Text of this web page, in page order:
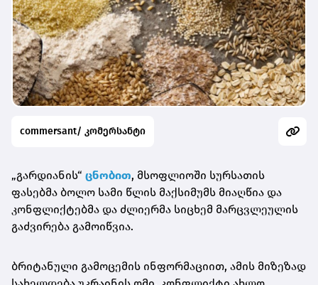
commersant/ კომერსანტი
„გარდიანის“ ცნობით, მსოფლიოში სურსათის
ფასებმა ბოლო სამი წლის მაქსიმუმს მიაღწია და
კონფლიქტებმა და ძლიერმა სიცხემ მარცვლეულის
გაძვირება გამოიწვია.
ბრიტანული გამოცემის ინფორმაციით, ამის მიზეზად